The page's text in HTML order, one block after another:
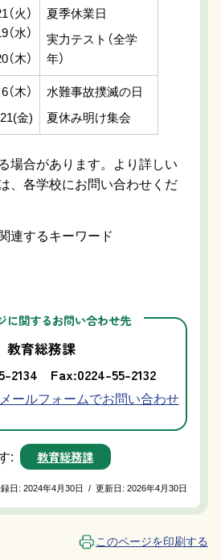
（火）
（水）
（木）
夏季休業日
実力テスト（全学
年）
6（木）
21(金)
水難事故撲滅の日
夏休み明け集会
場合があります。より詳しい
、各学校にお問い合わせくだ
連するキーワード
に関するお問い合わせ先
教育総務課
2134
Fax:0224-55-2132
ールフォームでお問い合わせ
: 教育総務課
録日:2024年4月30日 / 更新日:2026年4月30日
このページを印刷する